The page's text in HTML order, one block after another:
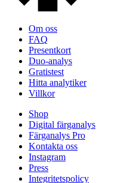
Om oss
FAQ
Presentkort
Duo-analys
Gratistest
Hitta analytiker
Villkor
Shop
Digital färganalys
Färganalys Pro
Kontakta oss
Instagram
Press
Integritetspolicy